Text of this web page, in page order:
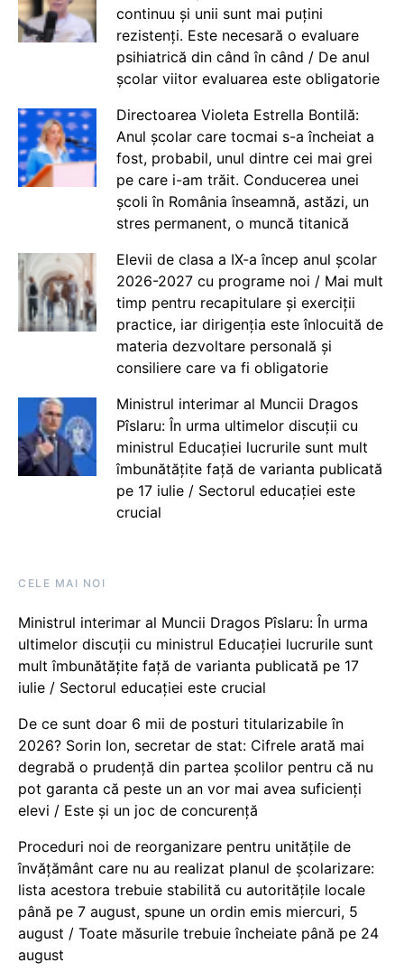
continuu și unii sunt mai puțini
rezistenți. Este necesară o evaluare
psihiatrică din când în când / De anul
școlar viitor evaluarea este obligatorie
Directoarea Violeta Estrella Bontilă:
Anul școlar care tocmai s-a încheiat a
fost, probabil, unul dintre cei mai grei
pe care i-am trăit. Conducerea unei
școli în România înseamnă, astăzi, un
stres permanent, o muncă titanică
Elevii de clasa a IX-a încep anul școlar
2026-2027 cu programe noi / Mai mult
timp pentru recapitulare și exerciții
practice, iar dirigenția este înlocuită de
materia dezvoltare personală și
consiliere care va fi obligatorie
Ministrul interimar al Muncii Dragos
Pîslaru: În urma ultimelor discuții cu
ministrul Educației lucrurile sunt mult
îmbunătățite față de varianta publicată
pe 17 iulie / Sectorul educației este
crucial
CELE MAI NOI
Ministrul interimar al Muncii Dragos Pîslaru: În urma
ultimelor discuții cu ministrul Educației lucrurile sunt
mult îmbunătățite față de varianta publicată pe 17
iulie / Sectorul educației este crucial
De ce sunt doar 6 mii de posturi titularizabile în
2026? Sorin Ion, secretar de stat: Cifrele arată mai
degrabă o prudență din partea școlilor pentru că nu
pot garanta că peste un an vor mai avea suficienți
elevi / Este și un joc de concurență
Proceduri noi de reorganizare pentru unitățile de
învățământ care nu au realizat planul de școlarizare:
lista acestora trebuie stabilită cu autoritățile locale
până pe 7 august, spune un ordin emis miercuri, 5
august / Toate măsurile trebuie încheiate până pe 24
august